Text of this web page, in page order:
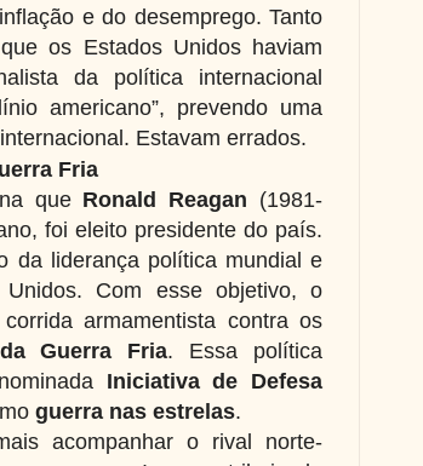
e do desemprego. Tanto
os Estados Unidos haviam
da política internacional
americano”, prevendo uma
Estavam errados.
Fria
que Ronald Reagan (1981-
foi eleito presidente do país.
da liderança política mundial e
Com esse objetivo, o
armamentista contra os
Guerra Fria. Essa política
Iniciativa de Defesa
guerra nas estrelas.
acompanhar o rival norte-